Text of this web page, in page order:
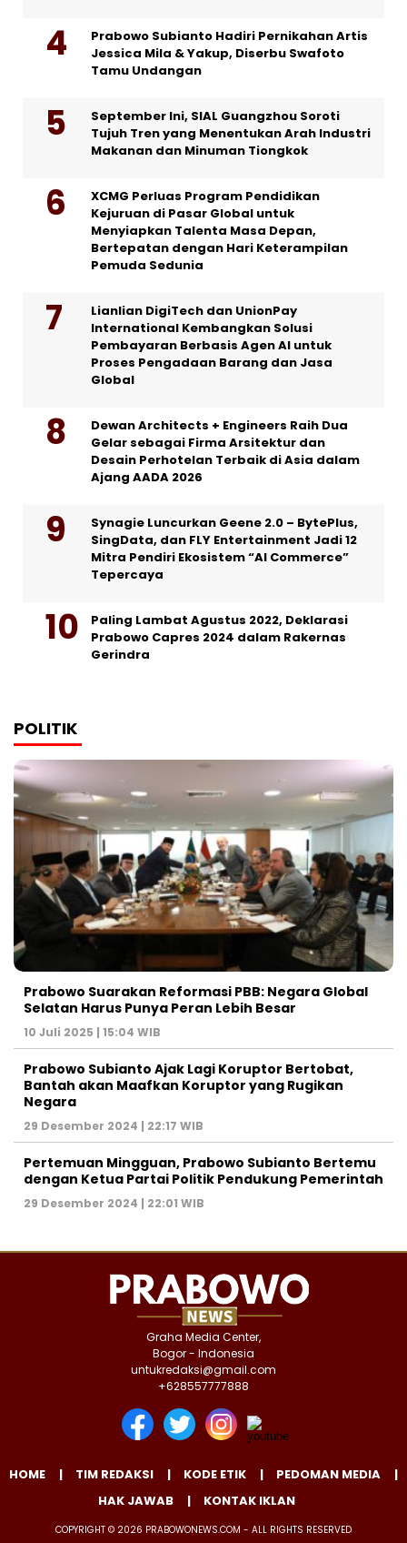
Prabowo Subianto Hadiri Pernikahan Artis
Jessica Mila & Yakup, Diserbu Swafoto
Tamu Undangan
September Ini, SIAL Guangzhou Soroti
Tujuh Tren yang Menentukan Arah Industri
Makanan dan Minuman Tiongkok
XCMG Perluas Program Pendidikan
Kejuruan di Pasar Global untuk
Menyiapkan Talenta Masa Depan,
Bertepatan dengan Hari Keterampilan
Pemuda Sedunia
Lianlian DigiTech dan UnionPay
International Kembangkan Solusi
Pembayaran Berbasis Agen AI untuk
Proses Pengadaan Barang dan Jasa
Global
Dewan Architects + Engineers Raih Dua
Gelar sebagai Firma Arsitektur dan
Desain Perhotelan Terbaik di Asia dalam
Ajang AADA 2026
Synagie Luncurkan Geene 2.0 – BytePlus,
SingData, dan FLY Entertainment Jadi 12
Mitra Pendiri Ekosistem “AI Commerce”
Tepercaya
Paling Lambat Agustus 2022, Deklarasi
Prabowo Capres 2024 dalam Rakernas
Gerindra
POLITIK
Prabowo Suarakan Reformasi PBB: Negara Global
Selatan Harus Punya Peran Lebih Besar
10 Juli 2025 | 15:04 WIB
Prabowo Subianto Ajak Lagi Koruptor Bertobat,
Bantah akan Maafkan Koruptor yang Rugikan
Negara
29 Desember 2024 | 22:17 WIB
Pertemuan Mingguan, Prabowo Subianto Bertemu
dengan Ketua Partai Politik Pendukung Pemerintah
29 Desember 2024 | 22:01 WIB
Graha Media Center,
Bogor - Indonesia
untukredaksi@gmail.com
+628557777888
HOME TIM REDAKSI KODE ETIK
PEDOMAN MEDIA
HAK JAWAB
KONTAK IKLAN
COPYRIGHT © 2026 PRABOWONEWS.COM - ALL RIGHTS RESERVED